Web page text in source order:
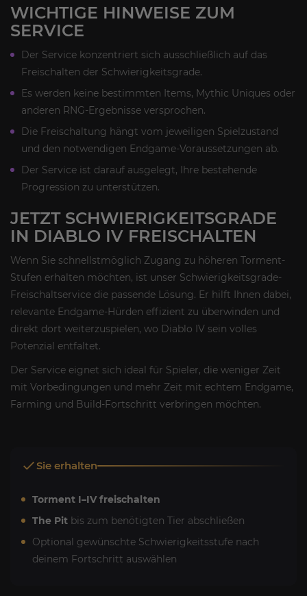
WICHTIGE HINWEISE ZUM
SERVICE
Der Service konzentriert sich ausschließlich auf das
Freischalten der Schwierigkeitsgrade.
Es werden keine bestimmten Items, Mythic Uniques oder
anderen RNG-Ergebnisse versprochen.
Die Freischaltung hängt vom jeweiligen Spielzustand
und den notwendigen Endgame-Voraussetzungen ab.
Der Service ist darauf ausgelegt, Ihre bestehende
Progression zu unterstützen.
JETZT SCHWIERIGKEITSGRADE
IN DIABLO IV FREISCHALTEN
Wenn Sie schnellstmöglich Zugang zu höheren Torment-
Stufen erhalten möchten, ist unser Schwierigkeitsgrade-
Freischaltservice die passende Lösung. Er hilft Ihnen dabei,
relevante Endgame-Hürden effizient zu überwinden und
direkt dort weiterzuspielen, wo Diablo IV sein volles
Potenzial entfaltet.
Der Service eignet sich ideal für Spieler, die weniger Zeit
mit Vorbedingungen und mehr Zeit mit echtem Endgame,
Farming und Build-Fortschritt verbringen möchten.
Sie erhalten
Torment I–IV freischalten
The Pit bis zum benötigten Tier abschließen
Optional gewünschte Schwierigkeitsstufe nach
deinem Fortschritt auswählen